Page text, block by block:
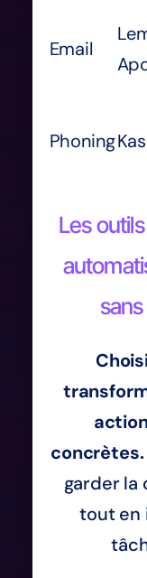
Email
Phoning
Les
concrètes.
garder la
tout en